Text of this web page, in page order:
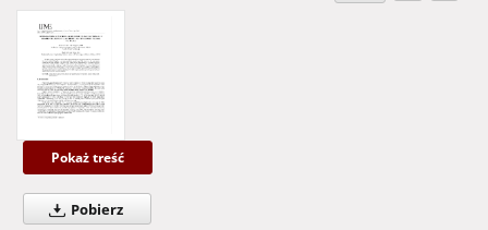
Pokaż treść
Pobierz